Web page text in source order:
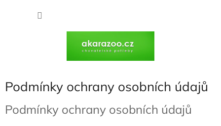
Podmínky ochrany osobních údajů
Podmínky ochrany osobních údajů